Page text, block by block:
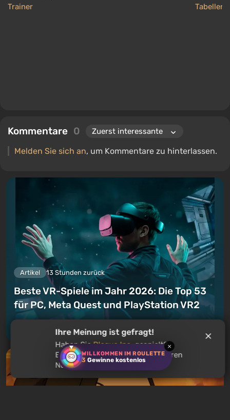
WILLKOMMEN IM ROULETTE
3 Gewinne kostenlos
×
Trainer Tabellen
Kommentare 0
Melden Sie sich an, um Kommentare zu hinterlassen.
Artikel 13 Stunden zurück
Beste VR-Spiele im Jahr 2026: Die Top 53
für PC, Meta Quest und PlayStation VR2
Ihre Meinung ist gefragt!
Haben SiePlague Inc.gespielt?
Empfehlen Sie dieses Spiel anderen
Nutzern?